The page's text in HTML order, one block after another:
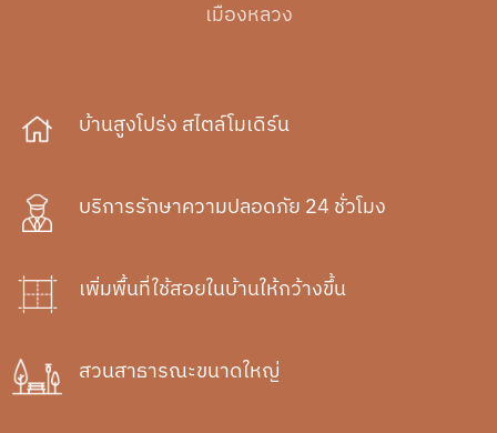
เมืองหลวง
บ้านสูงโปร่ง สไตล์โมเดิร์น
บริการรักษาความปลอดภัย 24 ชั่วโมง
เพิ่มพื้นที่ใช้สอยในบ้านให้กว้างขึ้น
สวนสาธารณะขนาดใหญ่